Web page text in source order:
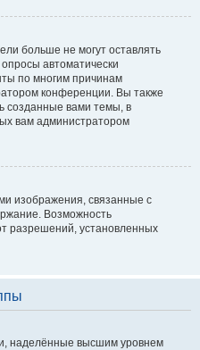
больше не могут оставлять
автоматически
по многим причинам
конференции. Вы также
созданные вами темы, в
вам администратором
изображения, связанные с
Возможность
разрешений, установленных
наделённые высшим уровнем